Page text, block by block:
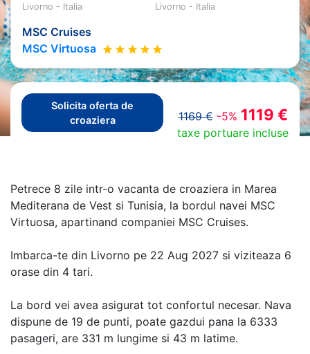
Livorno - Italia Livorno - Italia
MSC Cruises
MSC Virtuosa
Solicita oferta de
croaziera
1169 € -5% 1119 €
taxe portuare incluse
Petrece 8 zile intr-o vacanta de croaziera in Marea
Mediterana de Vest si Tunisia, la bordul navei MSC
Virtuosa, apartinand companiei MSC Cruises.
Imbarca-te din Livorno pe 22 Aug 2027 si viziteaza 6
orase din 4 tari.
La bord vei avea asigurat tot confortul necesar. Nava
dispune de 19 de punti, poate gazdui pana la 6333
pasageri, are 331 m lungime si 43 m latime.